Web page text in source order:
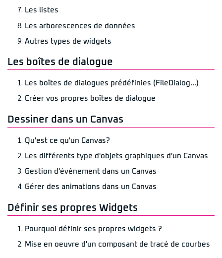
Les listes
Les arborescences de données
Autres types de widgets
Les boîtes de dialogue
Les boîtes de dialogues prédéfinies (FileDialog...)
Créer vos propres boîtes de dialogue
Dessiner dans un Canvas
Qu'est ce qu'un Canvas?
Les différents type d'objets graphiques d'un Canvas
Gestion d'événement dans un Canvas
Gérer des animations dans un Canvas
Définir ses propres Widgets
Pourquoi définir ses propres widgets ?
Mise en oeuvre d'un composant de tracé de courbes